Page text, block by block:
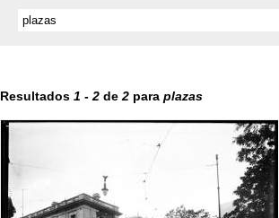
Resultados 1 - 2 de 2 para plazas